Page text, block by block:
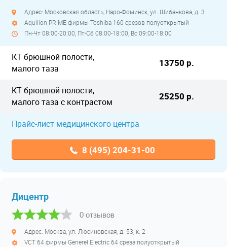
Адрес: Московская область, Наро-Фоминск, ул. Шибанкова, д. 3
Aquilion PRIME фирмы Toshiba 160 срезов полуоткрытый
Пн-Чт 08:00-20:00, Пт-Сб 08:00-18:00, Вс 09:00-18:00
КТ брюшной полости,
малого таза
13750 р.
КТ брюшной полости,
малого таза с контрастом
25250 р.
Прайс-лист медицинского центра
8 (495) 204-31-00
Дицентр
0 отзывов
Адрес: Москва, ул. Люсиновская, д. 53, к. 2
VCT 64 фирмы Generel Electric 64 среза полуоткрытый